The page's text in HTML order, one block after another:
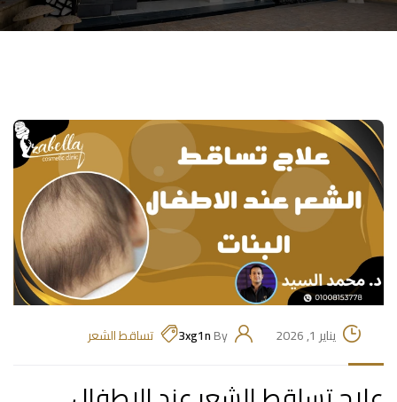
يناير 1, 2026 By
3xg1n تساقط الشعر